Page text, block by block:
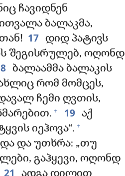
ჩავიდნენ
ბალაკმა,
17 დიდ პატივს
შეგისრულებ, ოღონდ
ბალაამმა ბალაკის
რომ მომცეს,
ჩემი ღვთის,
+ 19 აქ
იეჰოვა“. +
და უთხრა: „თუ
გაჰყევი, ოღონდ
21
ადგა დილით